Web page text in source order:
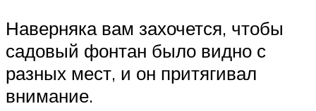
Наверняка вам захочется, чтобы
садовый фонтан было видно с
разных мест, и он притягивал
внимание.